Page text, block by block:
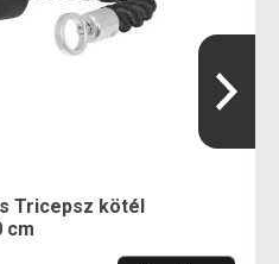
Tricepsz kötél
cm